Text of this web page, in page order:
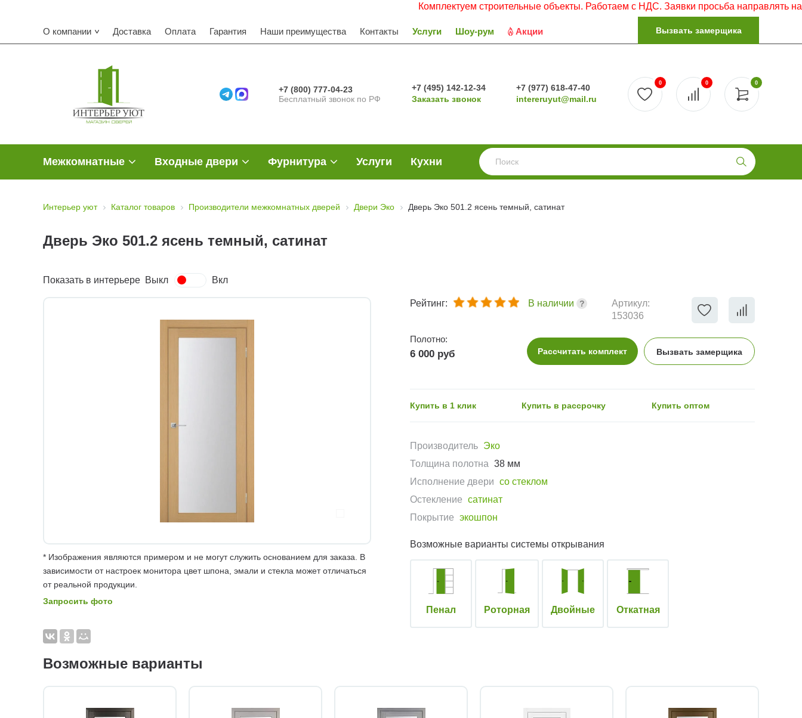
Комплектуем строительные объекты. Работаем с НДС. Заявки просьба направлять на
О компании Доставка Оплата Гарантия Наши преимущества Контакты Услуги Шоу-рум Акции Вызвать замерщика
+7 (800) 777-04-23
Бесплатный звонок по РФ
+7 (495) 142-12-34
Заказать звонок
+7 (977) 618-47-40
intereruyut@mail.ru
0
0 0
Межкомнатные Входные двери Фурнитура Услуги Кухни
Интерьер уют Каталог товаров Производители межкомнатных дверей Двери Эко Дверь Эко 501.2 ясень темный, сатинат
Дверь Эко 501.2 ясень темный, сатинат
Показать в интерьере Выкл Вкл
* Изображения являются примером и не могут служить основанием для заказа. В
зависимости от настроек монитора цвет шпона, эмали и стекла может отличаться
от реальной продукции.
Запросить фото
Рейтинг: В наличии
Артикул:
153036
Полотно:
6 000 руб Рассчитать комплект Вызвать замерщика
Купить в 1 клик Купить в рассрочку Купить оптом
Производитель Эко
Толщина полотна 38 мм
Исполнение двери со стеклом
Остекление сатинат
Покрытие экошпон
Возможные варианты системы открывания
Пенал Роторная Двойные Откатная
Возможные варианты